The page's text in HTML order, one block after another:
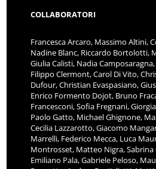
COLLABORATORI
Francesca Arcaro, Massimo Altini,
Nadine Blanc, Riccardo Bortolotti,
Giulia Calisti, Nadia
Filippo Clermont, Carol Di Vito,
Dufour, Christian Evaspasiano,
Enrico Formento Dojot, Bruno
Francesconi, Sofia Fregnani,
Paolo Gatto, Michael Ghignone,
Cecilia Lazzarotto, Giacomo
Marrelli, Federico Mecca, Luca
Montrosset, Matteo Nigra, Sabrina
Emiliano Pala, Gabriele Peloso,